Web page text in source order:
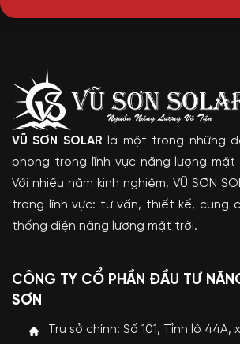
VŨ SƠN SOLAR là một trong những
phong trong lĩnh vực năng lượng mặt
Với nhiều năm kinh nghiệm, VŨ SƠN
trong lĩnh vực: tư vấn, thiết kế, cung
thống điện năng lượng mặt trời.
CÔNG TY CỔ PHẦN ĐẦU TƯ
SƠN
Trụ sở chính: Số 101, Tỉnh lộ 44A,